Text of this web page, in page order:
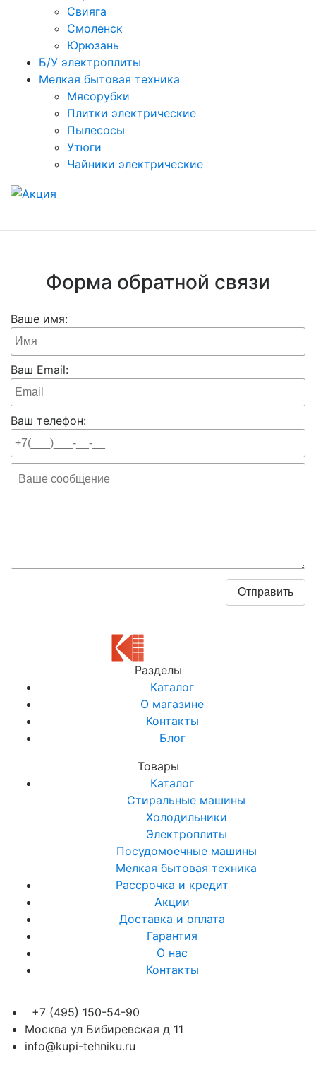
Свияга
Смоленск
Юрюзань
Б/У электроплиты
Мелкая бытовая техника
Мясорубки
Плитки электрические
Пылесосы
Утюги
Чайники электрические
Форма обратной связи
Ваше имя:
Ваш Email:
Ваш телефон:
Разделы
Каталог
О магазине
Контакты
Блог
Товары
Каталог
Стиральные машины
Холодильники
Электроплиты
Посудомоечные машины
Мелкая бытовая техника
Рассрочка и кредит
Акции
Доставка и оплата
Гарантия
О нас
Контакты
+7 (495) 150-54-90
Москва ул Бибиревская д 11
info@kupi-tehniku.ru